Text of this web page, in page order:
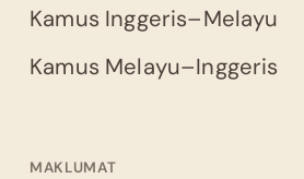
Kamus Inggeris–Melayu
Kamus Melayu–Inggeris
MAKLUMAT